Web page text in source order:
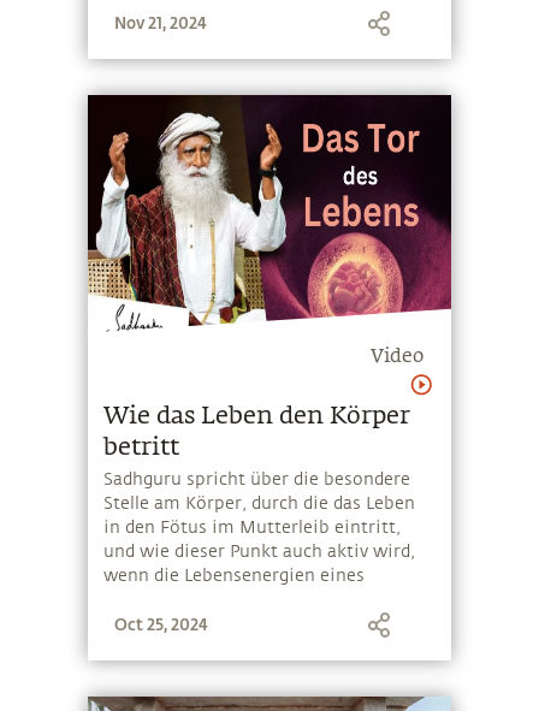
Teilnahme an der Pancha Bhuta Kriya
Nov 21, 2024
Video
Wie das Leben den Körper
betritt
Sadhguru spricht über die besondere
Stelle am Körper, durch die das Leben
in den Fötus im Mutterleib eintritt,
und wie dieser Punkt auch aktiv wird,
wenn die Lebensenergien eines
Oct 25, 2024